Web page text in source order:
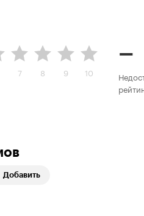
7 8 9 10
–
Добавить